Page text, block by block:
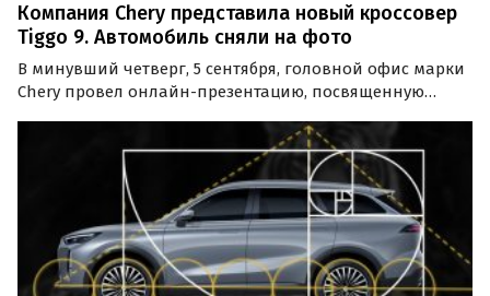
Компания Chery представила новый кроссовер
Tiggo 9. Автомобиль сняли на фото
В минувший четверг, 5 сентября, головной офис марки
Chery провел онлайн-презентацию, посвященную
кроссовера Tiggo 9. Старт продаж модели на российском
рынке запланирован до конца 2024 года.